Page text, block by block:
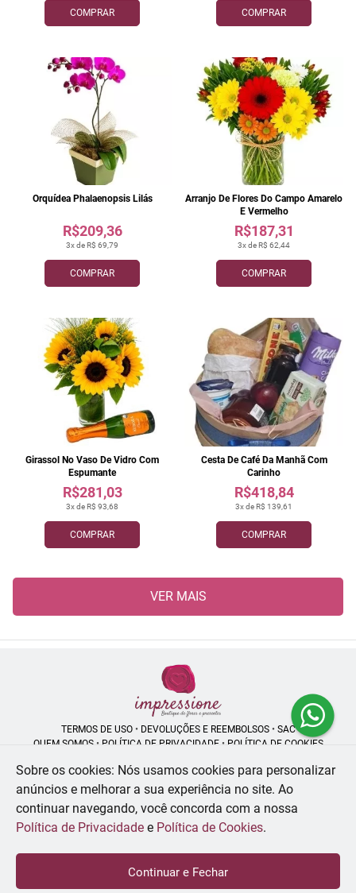
COMPRAR COMPRAR
COMPRAR
3x de R$ 69,79
R$209,36
Orquídea Phalaenopsis Lilás
COMPRAR
3x de R$ 62,44
R$187,31
Arranjo De Flores Do Campo Amarelo
E Vermelho
COMPRAR
3x de R$ 93,68
R$281,03
Girassol No Vaso De Vidro Com
Espumante
COMPRAR
3x de R$ 139,61
R$418,84
Cesta De Café Da Manhã Com
Carinho
VER MAIS
TERMOS DE USO• DEVOLUÇÕES E REEMBOLSOS• SAC
QUEM SOMOS• POLÍTICA DE PRIVACIDADE• POLÍTICA DE COOKIES
Impressione Flores | CNPJ: 55.413.958/0001-04
Rua Bambui, 413 - Jd. Satélite - São José dos Campos - SP - 12230-130
© 2024-2026 - Todos os direitos reservados - Desenvolvido por
Sobre os cookies: Nós usamos cookies para personalizar
anúncios e melhorar a sua experiência no site. Ao
continuar navegando, você concorda com a nossa
Política de Privacidade e Política de Cookies.
Continuar e Fechar